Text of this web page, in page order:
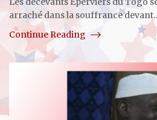
arraché dans la souffrance
Continue Reading